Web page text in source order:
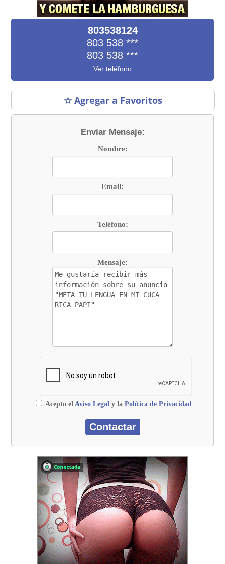
803538124
803 538***
803 538***
Ver teléfono
☆ Agregar a Favoritos
Enviar Mensaje:
Nombre:
Email:
Teléfono:
Mensaje:
Acepto el Aviso Legaly la Política de Privacidad